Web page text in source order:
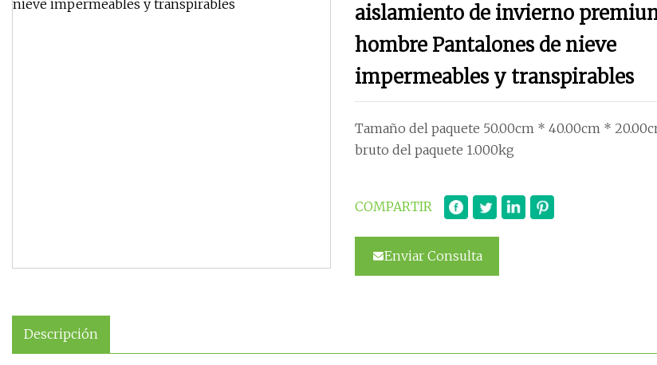
aislamiento de invierno
hombre Pantalones de nieve
impermeables y transpirables
Tamaño del paquete 50.00cm * 40.00cm *
bruto del paquete 1.000kg
COMPARTIR
Enviar Consulta
Descripción